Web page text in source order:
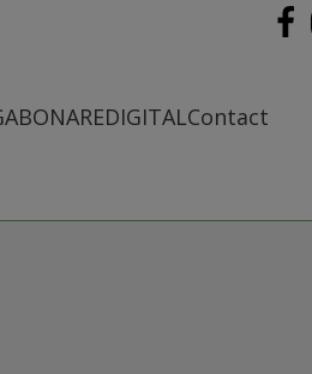
ABONAREDIGITALContact